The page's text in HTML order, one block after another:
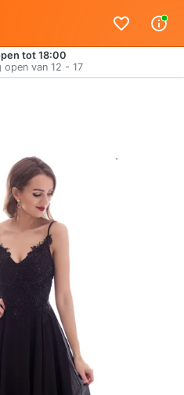
tot 18:00
open van 12 - 17